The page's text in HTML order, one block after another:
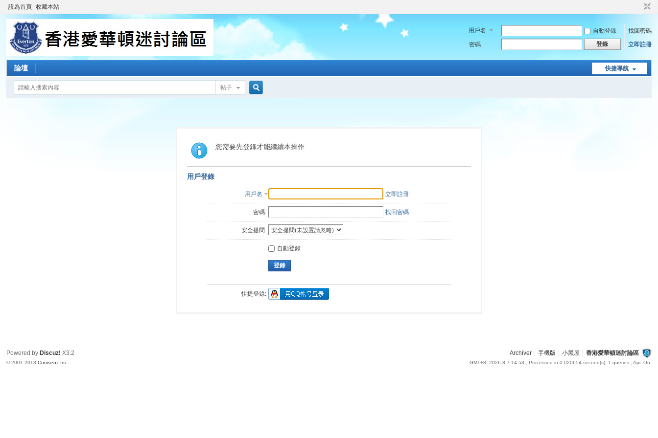
設為首頁 收藏本站
用戶名 自動登錄
找回密碼
密碼
登錄 立即註冊
快捷導航
論壇
帖子
索
您需要先登錄才能繼續本操作
用戶登錄
用戶名 立即註冊
密碼: 找回密碼
安全提問:
自動登錄
登錄
快捷登錄:
Archiver 手機版 小黑屋 香港愛華頓迷討論區
GMT+8, 2026-8-7 14:53 , Processed in 0.020654 second(s), 1 queries , Apc On.
Powered by Discuz! X3.2
© 2001-2013Comsenz Inc.